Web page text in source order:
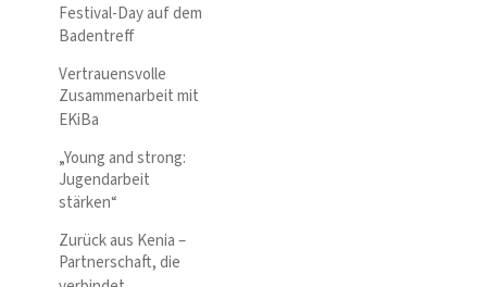
Festival-Day auf dem
Badentreff
Vertrauensvolle
Zusammenarbeit mit
EKiBa
„Young and strong:
Jugendarbeit
stärken“
Zurück aus Kenia –
Partnerschaft, die